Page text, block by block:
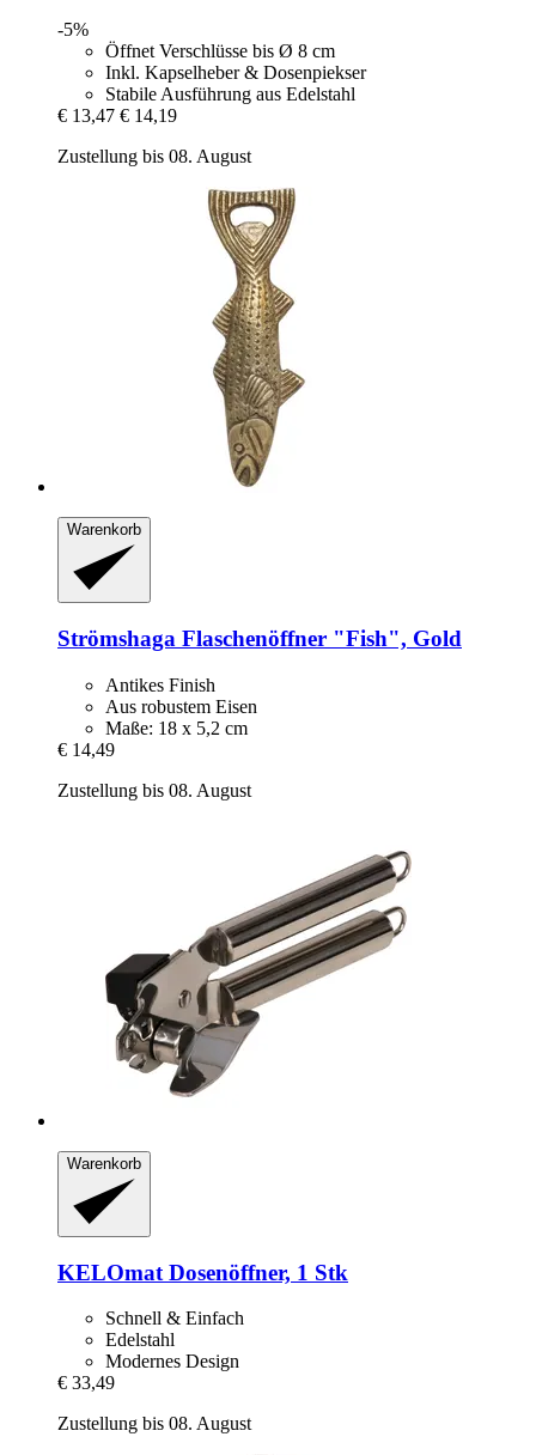
-5%
Öffnet Verschlüsse bis Ø 8 cm
Inkl. Kapselheber & Dosenpiekser
Stabile Ausführung aus Edelstahl
€ 13,47 € 14,19
Zustellung bis 08. August
Warenkorb
Strömshaga Flaschenöffner "Fish", Gold
Antikes Finish
Aus robustem Eisen
Maße: 18 x 5,2 cm
€ 14,49
Zustellung bis 08. August
Warenkorb
KELOmat Dosenöffner, 1 Stk
Schnell & Einfach
Edelstahl
Modernes Design
€ 33,49
Zustellung bis 08. August